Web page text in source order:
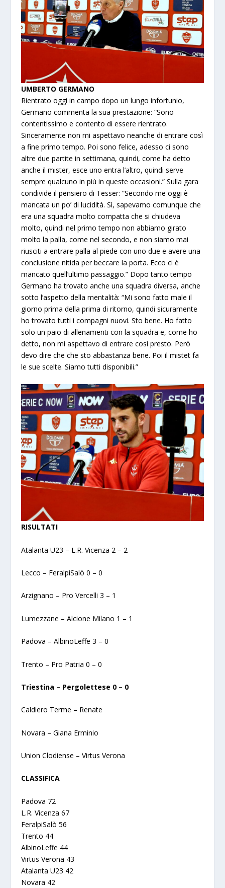
UMBERTO GERMANO
Rientrato oggi in campo dopo un lungo infortunio,
Germano commenta la sua prestazione: “Sono
contentissimo e contento di essere rientrato.
Sinceramente non mi aspettavo neanche di entrare così
a fine primo tempo. Poi sono felice, adesso ci sono
altre due partite in settimana, quindi, come ha detto
anche il mister, esce uno entra l’altro, quindi serve
sempre qualcuno in più in queste occasioni.” Sulla gara
condivide il pensiero di Tesser: “Secondo me oggi è
mancata un po’ di lucidità. Sì, sapevamo comunque che
era una squadra molto compatta che si chiudeva
molto, quindi nel primo tempo non abbiamo girato
molto la palla, come nel secondo, e non siamo mai
riusciti a entrare palla al piede con uno due e avere una
conclusione nitida per beccare la porta. Ecco ci è
mancato quell’ultimo passaggio.” Dopo tanto tempo
Germano ha trovato anche una squadra diversa, anche
sotto l’aspetto della mentalità: “Mi sono fatto male il
giorno prima della prima di ritorno, quindi sicuramente
ho trovato tutti i compagni nuovi. Sto bene. Ho fatto
solo un paio di allenamenti con la squadra e, come ho
detto, non mi aspettavo di entrare così presto. Però
devo dire che che sto abbastanza bene. Poi il mistet fa
le sue scelte. Siamo tutti disponibili.”
RISULTATI
Atalanta U23 – L.R. Vicenza 2 – 2
Lecco – FeralpiSalò 0 – 0
Arzignano – Pro Vercelli 3 – 1
Lumezzane – Alcione Milano 1 – 1
Padova – AlbinoLeffe 3 – 0
Trento – Pro Patria 0 – 0
Triestina – Pergolettese 0 – 0
Caldiero Terme – Renate
Novara – Giana Erminio
Union Clodiense – Virtus Verona
CLASSIFICA
Padova 72
L.R. Vicenza 67
FeralpiSalò 56
Trento 44
AlbinoLeffe 44
Virtus Verona 43
Atalanta U23 42
Novara 42